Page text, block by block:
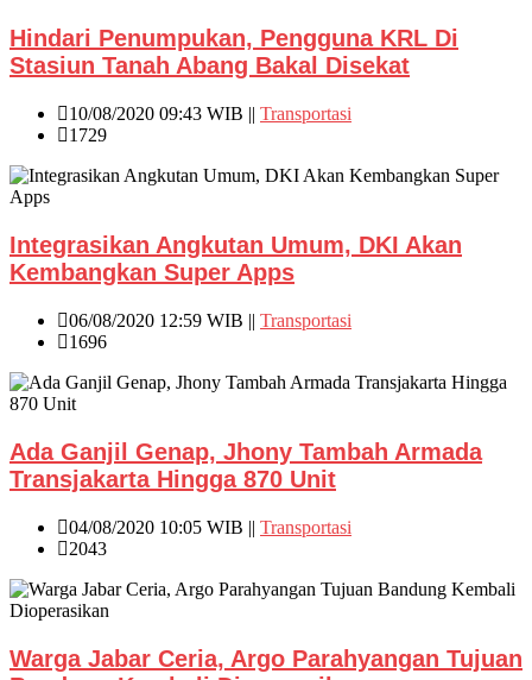
Hindari Penumpukan, Pengguna KRL Di
Stasiun Tanah Abang Bakal Disekat
10/08/2020 09:43 WIB || Transportasi
1729
Integrasikan Angkutan Umum, DKI Akan
Kembangkan Super Apps
06/08/2020 12:59 WIB || Transportasi
1696
Ada Ganjil Genap, Jhony Tambah Armada
Transjakarta Hingga 870 Unit
04/08/2020 10:05 WIB || Transportasi
2043
Warga Jabar Ceria, Argo Parahyangan Tujuan